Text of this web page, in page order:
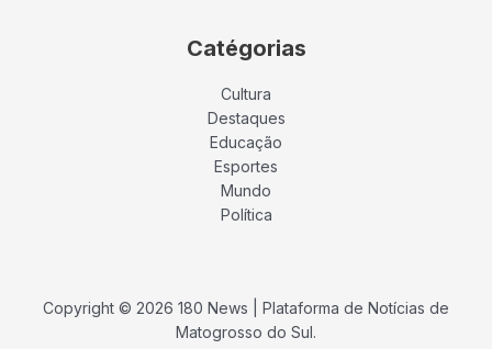
Catégorias
Cultura
Destaques
Educação
Esportes
Mundo
Política
Copyright © 2026 180 News | Plataforma de Notícias de
Matogrosso do Sul.